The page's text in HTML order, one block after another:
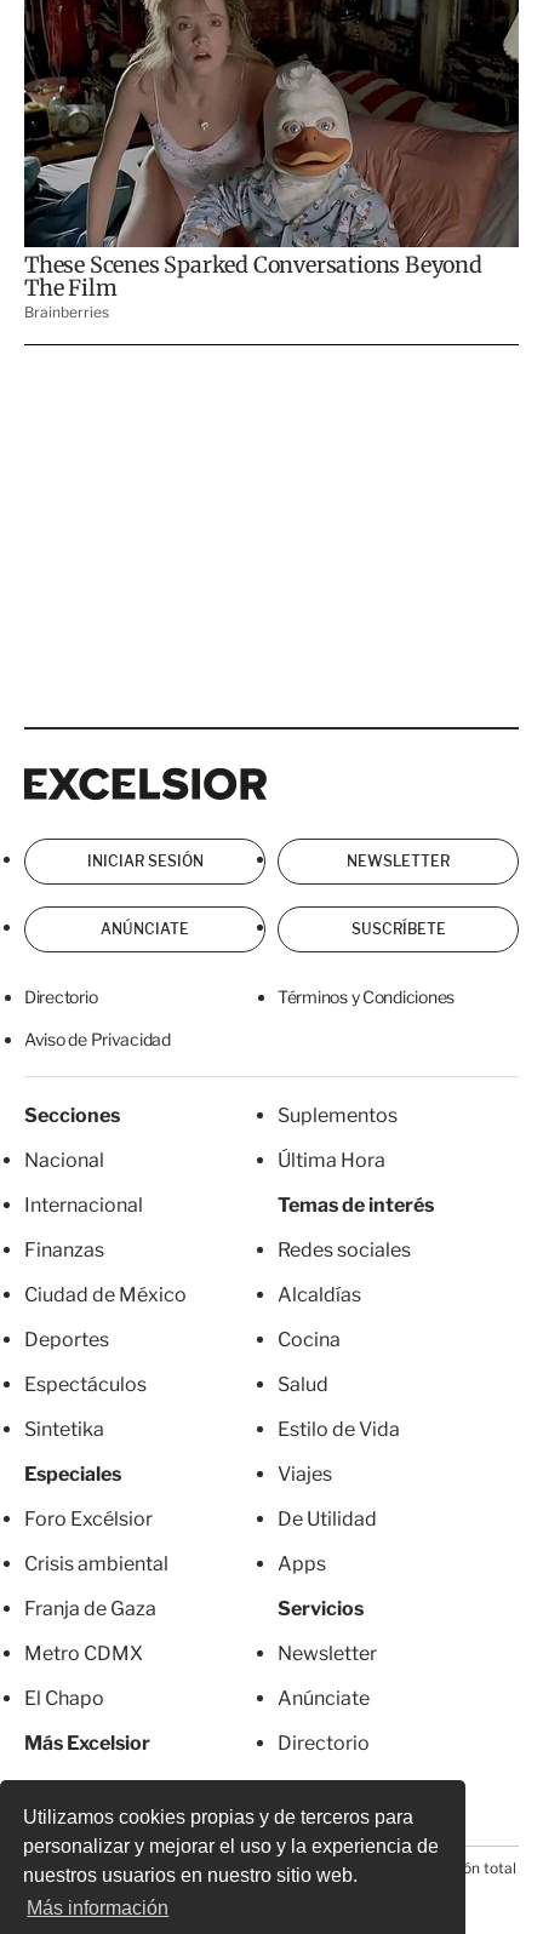
Utilizamos cookies propias y de terceros para
personalizar y mejorar el uso y la experiencia de
nuestros usuarios en nuestro sitio web.
Más información
INICIAR SESIÓN NEWSLETTER
ANÚNCIATE SUSCRÍBETE
Directorio Términos y Condiciones
Aviso de Privacidad
Secciones
Nacional
Internacional
Finanzas
Ciudad de México
Deportes
Espectáculos
Sintetika
Especiales
Foro Excélsior
Crisis ambiental
Franja de Gaza
Metro CDMX
El Chapo
Más Excelsior
Suplementos
Última Hora
Temas de interés
Redes sociales
Alcaldías
Cocina
Salud
Estilo de Vida
Viajes
De Utilidad
Apps
Servicios
Newsletter
Anúnciate
Directorio
© 2026 Todos los derechos reservados. Prohibida la reproducción total
o parcial, incluyendo cualquier medio electrónico*